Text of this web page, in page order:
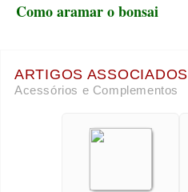
Como aramar o bonsai
ARTIGOS ASSOCIADOS
Acessórios e Complementos